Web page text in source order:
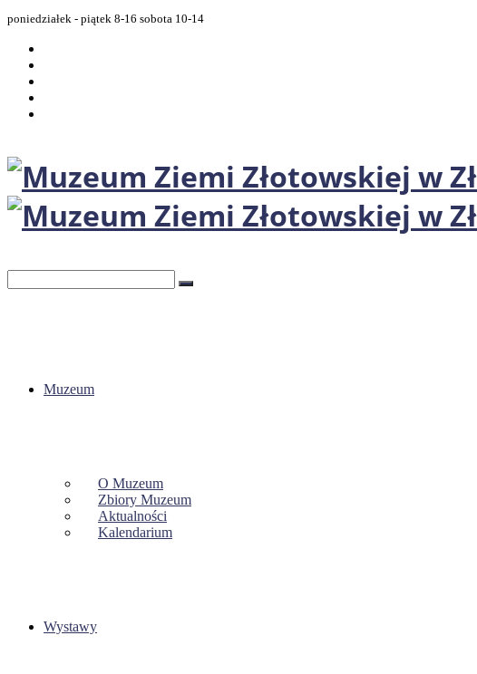
poniedziałek - piątek 8-16 sobota 10-14
Muzeum
O Muzeum
Zbiory Muzeum
Aktualności
Kalendarium
Wystawy